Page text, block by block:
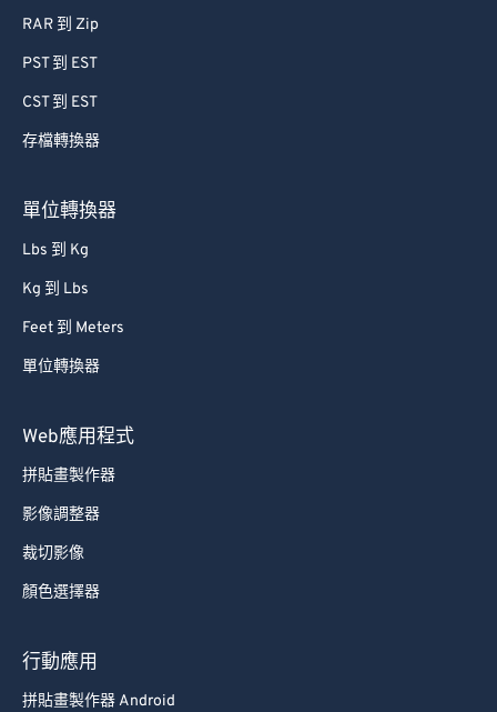
RAR 到 Zip
PST 到 EST
CST 到 EST
存檔轉換器
單位轉換器
Lbs 到 Kg
Kg 到 Lbs
Feet 到 Meters
單位轉換器
Web應用程式
拼貼畫製作器
影像調整器
裁切影像
顏色選擇器
行動應用
拼貼畫製作器 Android